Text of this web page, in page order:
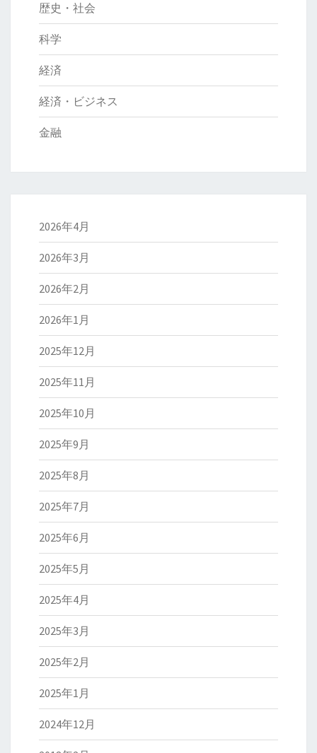
歴史・社会
科学
経済
経済・ビジネス
金融
2026年4月
2026年3月
2026年2月
2026年1月
2025年12月
2025年11月
2025年10月
2025年9月
2025年8月
2025年7月
2025年6月
2025年5月
2025年4月
2025年3月
2025年2月
2025年1月
2024年12月